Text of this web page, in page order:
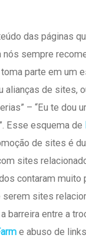
das páginas
nós sempre
parte em um
alianças de sites,
– “Eu te dou
Esse esquema de
de sites é
sites
contaram muito
serem sites
barreira entre a
e abuso de